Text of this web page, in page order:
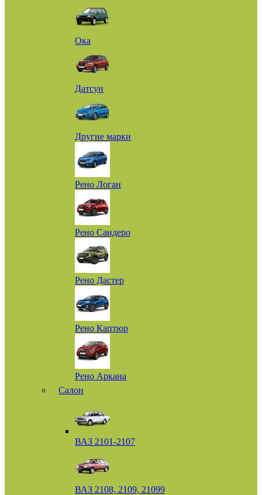
Ока
Датсун
Другие марки
Рено Логан
Рено Сандеро
Рено Дастер
Рено Каптюр
Рено Аркана
Салон
ВАЗ 2101-2107
ВАЗ 2108, 2109, 21099